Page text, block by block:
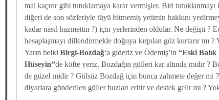
mal kaçırır gibi tutuklamaya karar vermişler. Biri
diğeri de son sözleriyle tüyü bitmemiş yetimin hakkını
kadar nasıl hazmettin ?) için yerlerinden oldular. Ne değişti ?
hesaplaşmayı dillendirmekle doğuya kırpılan göz kurtarır mı
Yarın belki Birgi-Bozdağ‘a gideriz ve Ödemiş’in “Eski Balık
Hüseyin”de köfte yeriz. Bozdağın gülleri kar altında mıdır ?
de güzel midir ? Gülsüz Bozdağ için bunca zahmete değer mi
diyarlara gönderilen güller buzları eritir ve destek gelir mi ?